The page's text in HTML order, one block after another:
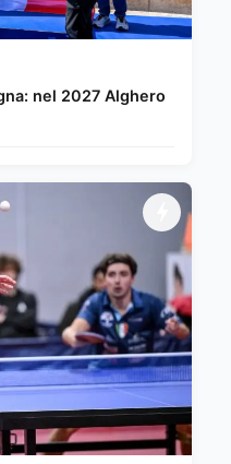
nel 2027 Alghero